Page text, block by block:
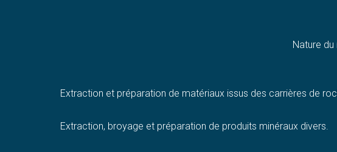
Nature du
Extraction et préparation de matériaux issus des carrières de
Extraction, broyage et préparation de produits minéraux divers.